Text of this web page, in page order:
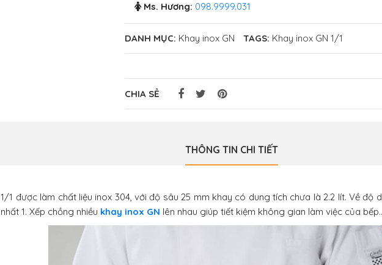
Ms. Hương: 098.9999.031
DANH MỤC: Khay inox GN TAGS: Khay inox GN 1/1
CHIA SẺ
THÔNG TIN CHI TIẾT
1 được làm chất liệu inox 304, với độ sâu 25 mm khay có dung tích chưa là 2.2 lít. Về độ
1. Xếp chồng nhiều khay inox GN lên nhau giúp tiết kiệm không gian làm việc của